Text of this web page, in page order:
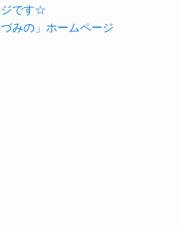
ジです☆
みの」ホームページ